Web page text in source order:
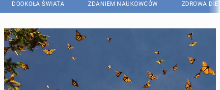
DOOKOŁA ŚWIATA ZDANIEM NAUKOWCÓW ZDROWA